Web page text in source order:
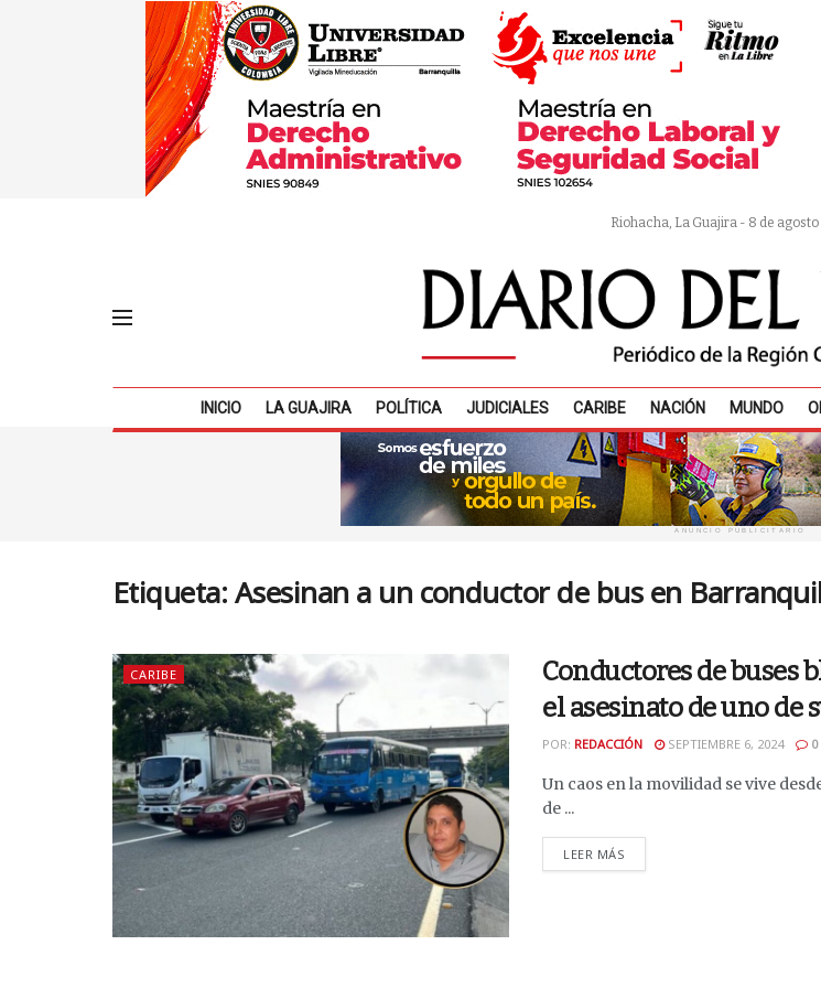
Riohacha, La Guajira - 8 de
INICIO LA GUAJIRA POLÍTICA JUDICIALES CARIBE NACIÓN MUNDO
ANUNCIO PUBLICITARIO
Etiqueta:Asesinan a un conductor de bus en
CARIBE
Conductores de buses
el asesinato de uno de
POR: REDACCIÓN SEPTIEMBRE 6, 2024 0
Un caos en la movilidad se vive
de ...
LEER MÁS